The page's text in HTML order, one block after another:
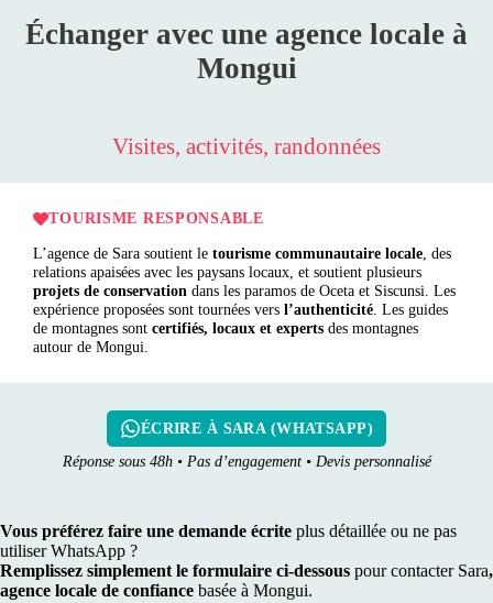
Échanger avec une agence locale à
Mongui
Visites, activités, randonnées
TOURISME RESPONSABLE
L’agence de Sara soutient le tourisme communautaire locale , des
relations apaisées avec les paysans locaux, et soutient plusieurs
projets de conservation dans les paramos de Oceta et Siscunsi. Les
expérience proposées sont tournées vers l’authenticité . Les guides
de montagnes sont certifiés, locaux et experts des montagnes
autour de Mongui.
ÉCRIRE À SARA (WHATSAPP)
Réponse sous 48h • Pas d’engagement • Devis personnalisé
Vous préférez faire une demande écrite plus détaillée ou ne pas
utiliser WhatsApp ?
Remplissez simplement le formulaire ci-dessous pour contacter Sara,
agence locale de confiance basée à Mongui.